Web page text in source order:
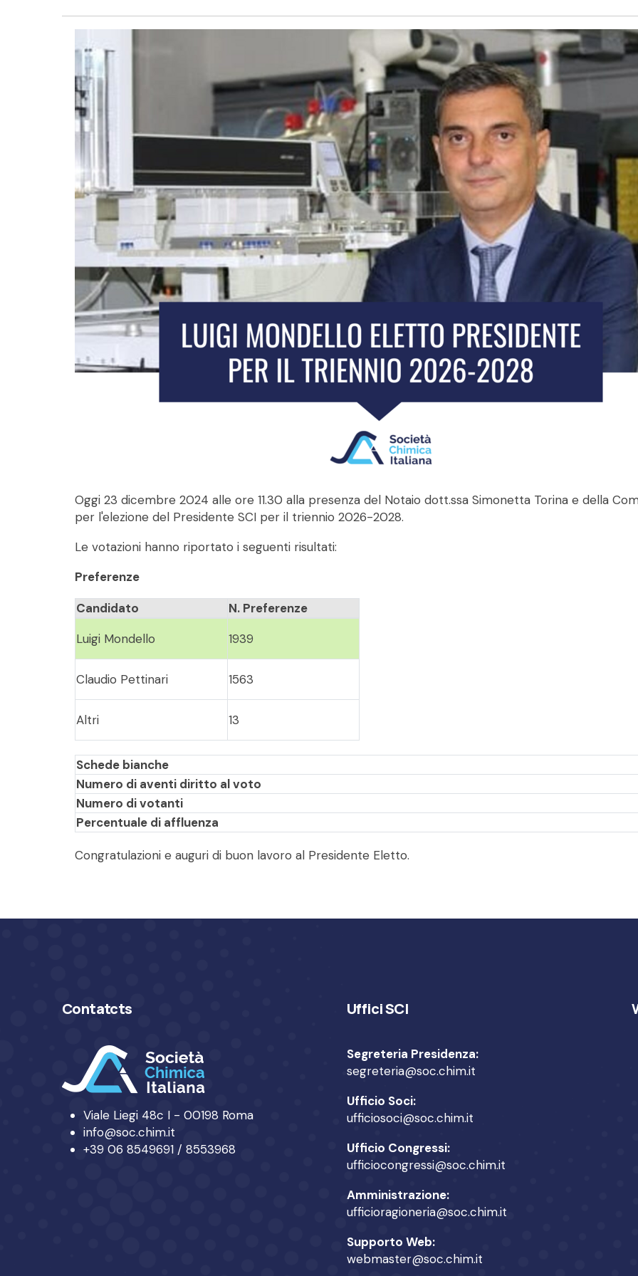
Oggi 23 dicembre 2024 alle ore 11.30 alla presenza del Notaio dott.ssa Simonetta Torina e della
per l'elezione del Presidente SCI per il triennio 2026-2028.
Le votazioni hanno riportato i seguenti risultati:
Preferenze
Candidato
N. Preferenze
Luigi Mondello
1939
Claudio Pettinari 1563
Altri 13
Schede bianche
Numero di aventi diritto al voto
Numero di votanti
Percentuale di affluenza
Congratulazioni e auguri di buon lavoro al Presidente Eletto.
Contatcts
Viale Liegi 48c I - 00198 Roma
info@soc.chim.it
+39 06 8549691 / 8553968
Uffici SCI
Segreteria Presidenza:
segreteria@soc.chim.it
Ufficio Soci:
ufficiosoci@soc.chim.it
Ufficio Congressi:
ufficiocongressi@soc.chim.it
Amministrazione:
ufficioragioneria@soc.chim.it
Supporto Web:
webmaster@soc.chim.it